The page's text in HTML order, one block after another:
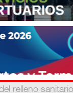
del